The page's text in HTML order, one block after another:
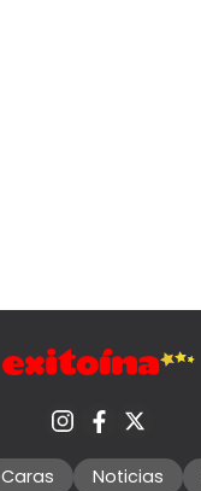
Caras Noticias